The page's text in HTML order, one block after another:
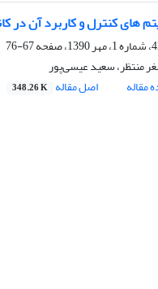
های کنترل و کاربرد آن در کانال های
67-76
منتظر، سعید عیسی‌پور
مقاله
اصل مقاله 348.26 K